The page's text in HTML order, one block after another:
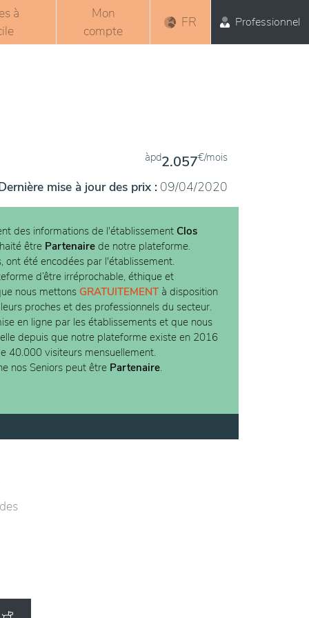
à
Mon
compte
FR Professionnel
àpd2.057€/mois
mise à jour des prix : 09/04/2020
des informations de l'établissement Clos
être Partenaire de notre plateforme.
ont été encodées par l'établissement.
d’être irréprochable, éthique et
nous mettons GRATUITEMENT à disposition
proches et des professionnels du secteur.
en ligne par les établissements et que nous
depuis que notre plateforme existe en 2016
40.000 visiteurs mensuellement.
nos Seniors peut être Partenaire.